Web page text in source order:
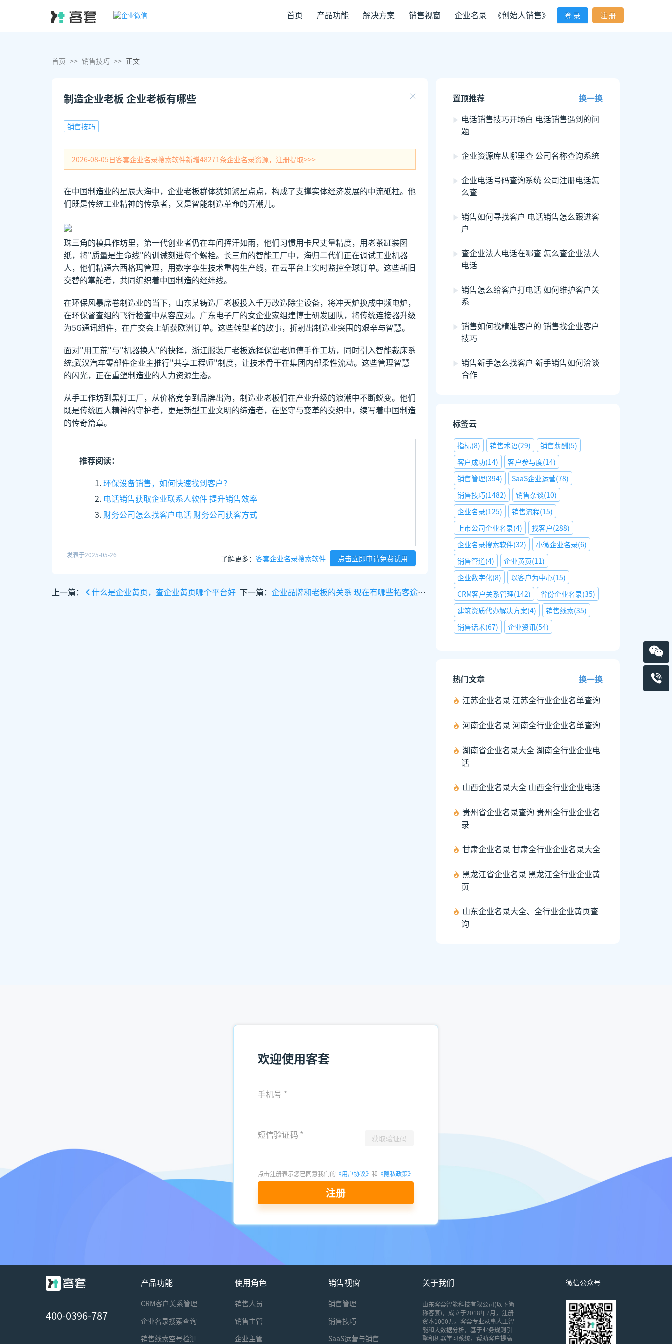
首页 产品功能 解决方案 销售视窗 企业名录 《创始人销售》 登 录 注 册
首页 >> 销售技巧 >> 正文
制造企业老板 企业老板有哪些
销售技巧
2026-08-05日客套企业名录搜索软件新增48271条企业名录资源，注册提取>>>
在中国制造业的星辰大海中，企业老板群体犹如繁星点点，构成了支撑实体经济发展的中流砥柱。他
们既是传统工业精神的传承者，又是智能制造革命的弄潮儿。
珠三角的模具作坊里，第一代创业者仍在车间挥汗如雨，他们习惯用卡尺丈量精度，用老茶缸装图
纸，将"质量是生命线"的训诫刻进每个螺栓。长三角的智能工厂中，海归二代们正在调试工业机器
人，他们精通六西格玛管理，用数字孪生技术重构生产线，在云平台上实时监控全球订单。这些新旧
交替的掌舵者，共同编织着中国制造的经纬线。
在环保风暴席卷制造业的当下，山东某铸造厂老板投入千万改造除尘设备，将冲天炉换成中频电炉，
在环保督查组的飞行检查中从容应对。广东电子厂的女企业家组建博士研发团队，将传统连接器升级
为5G通讯组件，在广交会上斩获欧洲订单。这些转型者的故事，折射出制造业突围的艰辛与智慧。
面对"用工荒"与"机器换人"的抉择，浙江服装厂老板选择保留老师傅手作工坊，同时引入智能裁床系
统;武汉汽车零部件企业主推行"共享工程师"制度，让技术骨干在集团内部柔性流动。这些管理智慧
的闪光，正在重塑制造业的人力资源生态。
从手工作坊到黑灯工厂，从价格竞争到品牌出海，制造业老板们在产业升级的浪潮中不断蜕变。他们
既是传统匠人精神的守护者，更是新型工业文明的缔造者，在坚守与变革的交织中，续写着中国制造
的传奇篇章。
推荐阅读：
环保设备销售，如何快速找到客户？
电话销售获取企业联系人软件 提升销售效率
财务公司怎么找客户电话 财务公司获客方式
发表于2025-05-26 了解更多： 客套企业名录搜索软件 点击立即申请免费试用
上一篇： 什么是企业黄页，查企业黄页哪个平台好 下一篇： 企业品牌和老板的关系 现在有哪些拓客途径
置顶推荐
换一换
电话销售技巧开场白 电话销售遇到的问
题
企业资源库从哪里查 公司名称查询系统
企业电话号码查询系统 公司注册电话怎
么查
销售如何寻找客户 电话销售怎么跟进客
户
查企业法人电话在哪查 怎么查企业法人
电话
销售怎么给客户打电话 如何维护客户关
系
销售如何找精准客户的 销售找企业客户
技巧
销售新手怎么找客户 新手销售如何洽谈
合作
标签云
指标(8) 销售术语(29) 销售薪酬(5)
客户成功(14) 客户参与度(14)
销售管理(394) SaaS企业运营(78)
销售技巧(1482) 销售杂谈(10)
企业名录(125) 销售流程(15)
上市公司企业名录(4) 找客户(288)
企业名录搜索软件(32) 小微企业名录(6)
销售管道(4) 企业黄页(11)
企业数字化(8) 以客户为中心(15)
CRM客户关系管理(142) 省份企业名录(35)
建筑资质代办解决方案(4) 销售线索(35)
销售话术(67) 企业资讯(54)
热门文章
换一换
江苏企业名录 江苏全行业企业名单查询
河南企业名录 河南全行业企业名单查询
湖南省企业名录大全 湖南全行业企业电
话
山西企业名录大全 山西全行业企业电话
贵州省企业名录查询 贵州全行业企业名
录
甘肃企业名录 甘肃全行业企业名录大全
黑龙江省企业名录 黑龙江全行业企业黄
页
山东企业名录大全、全行业企业黄页查
询
欢迎使用客套
手机号 *
短信验证码 * 获取验证码
点击注册表示您已同意我们的 《用户协议》 和 《隐私政策》
注册
400-0396-787
产品功能
CRM客户关系管理
企业名录搜索查询
销售线索空号检测
使用角色
销售人员
销售主管
企业主管
销售视窗
销售管理
销售技巧
SaaS运营与销售
关于我们
山东客套智能科技有限公司(以下简
称客套)，成立于2018年7月，注册
资本1000万。客套专业从事人工智
能和大数据分析，基于业务规则引
擎和机器学习系统，帮助客户提高
微信公众号